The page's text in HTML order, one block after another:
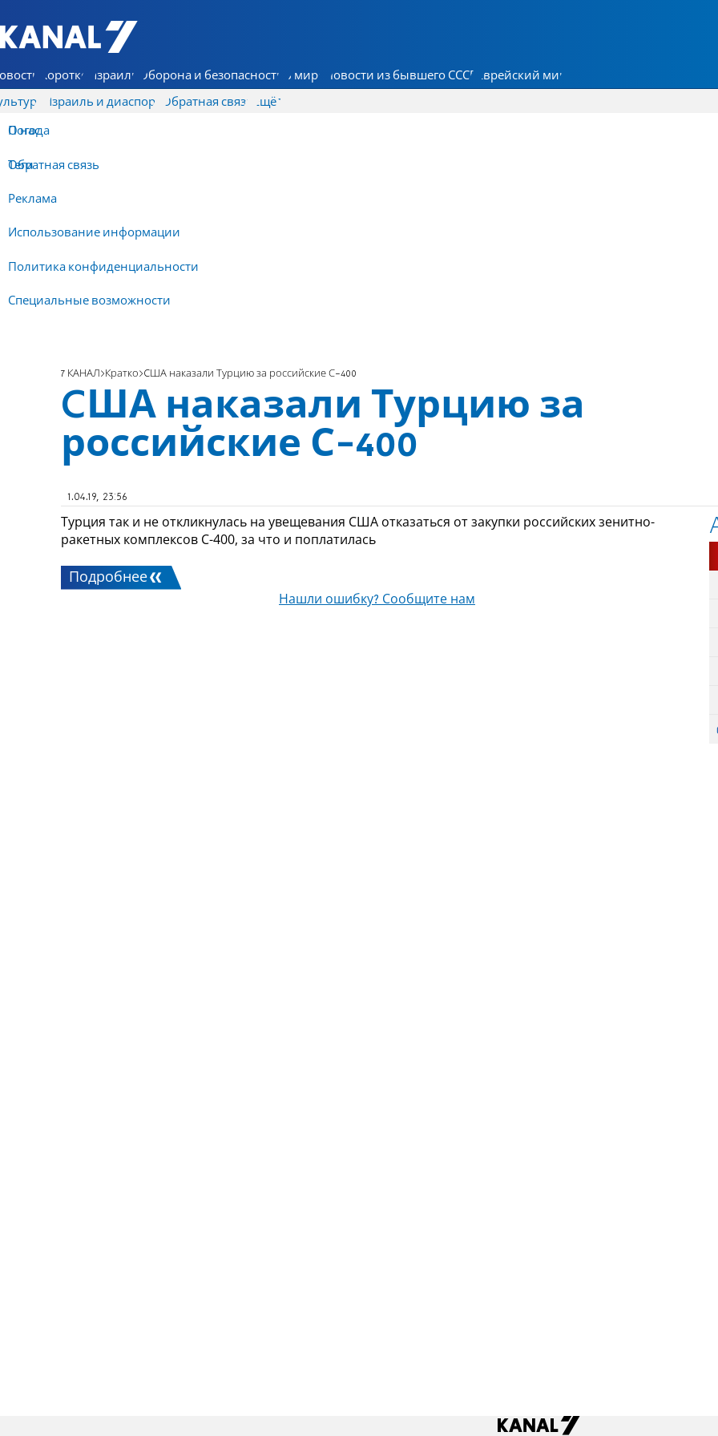
7 КАНАЛ - Аруц Шева
Коротко Израиль Оборона и безопасность В мире Новости из бывшего СССР Еврейский мир
Израиль и диаспора Обратная связь
О нас
Обратная связь
Реклама
Использование информации
Политика конфиденциальности
Специальные возможности
Ещё
Погода
Теги
7 КАНАЛ Кратко CША наказали Турцию за российские С-400
CША наказали Турцию за
российские С-400
1.04.19, 23:56
Турция так и не откликнулась на увещевания США отказаться от закупки российских зенитно-
ракетных комплексов С-400, за что и поплатилась
Подробнее
Нашли ошибку? Сообщите нам